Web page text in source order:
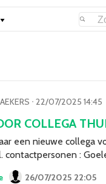
ᐧ 22/07/2025 14:45
COLLEGA
een nieuwe collega
contactpersonen :
26/07/2025 22:05